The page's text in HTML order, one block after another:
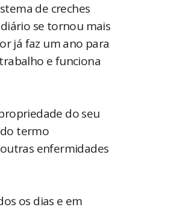
de creches
se tornou mais
já faz um ano para
e funciona
do seu
termo
enfermidades
os dias e em